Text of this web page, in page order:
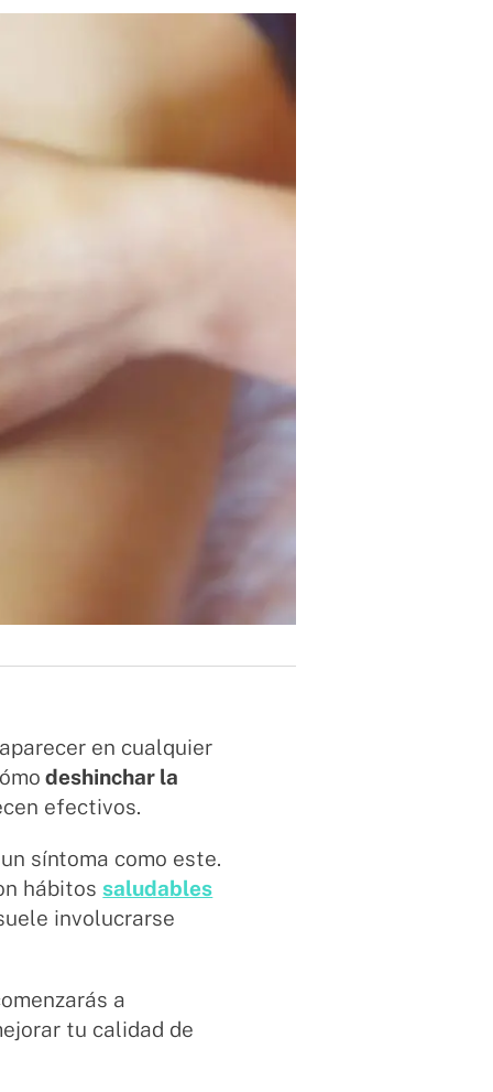
en cualquier
deshinchar la
efectivos.
síntoma como este.
hábitossaludables
involucrarse
a
tu calidad de